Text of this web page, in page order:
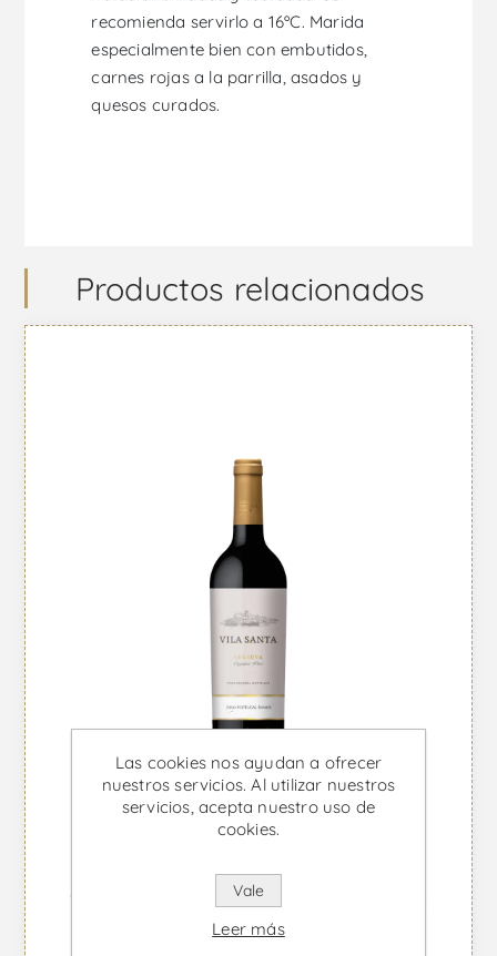
recomienda servirlo a 16ºC. Marida
especialmente bien con embutidos,
carnes rojas a la parrilla, asados y
quesos curados.
Productos relacionados
Vila Santa Reserva - Vino Tinto
Desde €14,13 IVA incl.
Las cookies nos ayudan a ofrecer
nuestros servicios. Al utilizar nuestros
servicios, acepta nuestro uso de
cookies.
Vale
Leer más